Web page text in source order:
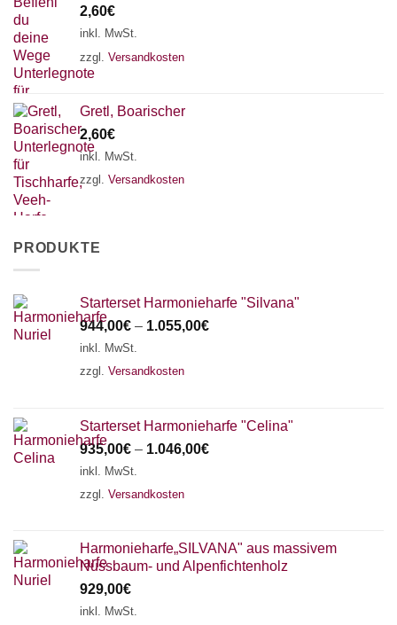
2,60€
inkl. MwSt.
zzgl. Versandkosten
Gretl, Boarischer
2,60€
inkl. MwSt.
zzgl. Versandkosten
PRODUKTE
Starterset Harmonieharfe "Silvana"
944,00€ – 1.055,00€
inkl. MwSt.
zzgl. Versandkosten
Starterset Harmonieharfe "Celina"
935,00€ – 1.046,00€
inkl. MwSt.
zzgl. Versandkosten
Harmonieharfe„SILVANA" aus massivem
Nussbaum- und Alpenfichtenholz
929,00€
inkl. MwSt.